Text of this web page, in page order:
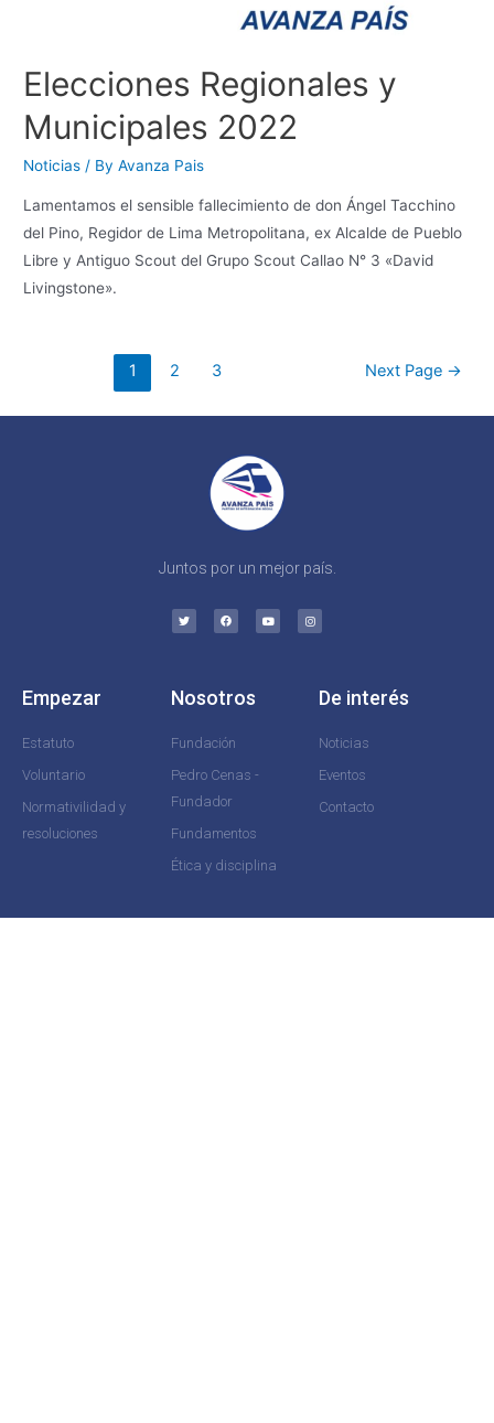
Elecciones Regionales y
Municipales 2022
Noticias / ByAvanza Pais
Lamentamos el sensible fallecimiento de don Ángel Tacchino
del Pino, Regidor de Lima Metropolitana, ex Alcalde de Pueblo
Libre y Antiguo Scout del Grupo Scout Callao N° 3 «David
Livingstone».
1 2 3 Next Page →
Juntos por un mejor país.
Empezar
Estatuto
Voluntario
Normativilidad y
resoluciones
Nosotros
Fundación
Pedro Cenas -
Fundador
Fundamentos
Ética y disciplina
De interés
Noticias
Eventos
Contacto